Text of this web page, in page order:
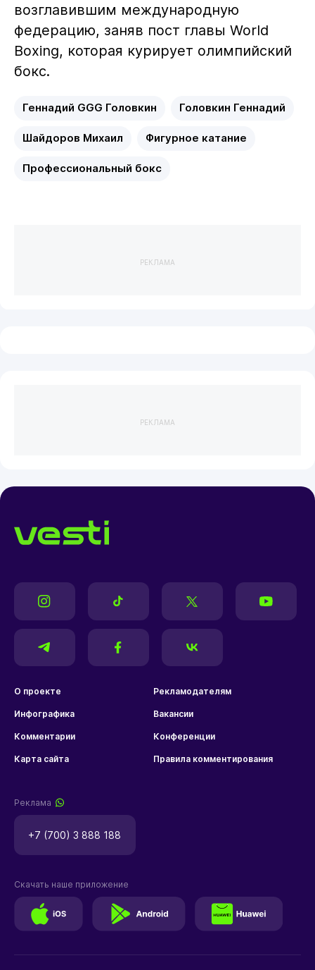
возглавившим международную
федерацию, заняв пост главы World
Boxing, которая курирует олимпийский
бокс.
Геннадий GGG Головкин Головкин Геннадий
Шайдоров Михаил Фигурное катание
Профессиональный бокс
РЕКЛАМА
РЕКЛАМА
О проекте Рекламодателям
Инфографика Вакансии
Комментарии Конференции
Карта сайта Правила комментирования
Реклама
+7 (700) 3 888 188
Скачать наше приложение